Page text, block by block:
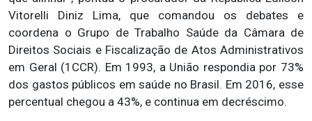
Vitorelli Diniz Lima, que comandou os debates e
coordena o Grupo de Trabalho Saúde da Câmara de
Direitos Sociais e Fiscalização de Atos Administrativos
em Geral (1CCR). Em 1993, a União respondia por 73%
dos gastos públicos em saúde no Brasil. Em 2016, esse
percentual chegou a 43%, e continua em decréscimo.